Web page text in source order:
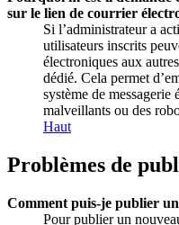
sur le lien de courrier
Si l’administrateur a
utilisateurs inscrits
électroniques aux
dédié. Cela permet
système de
malveillants ou des
Haut
Problèmes de
Comment puis-je publier
Pour publier un